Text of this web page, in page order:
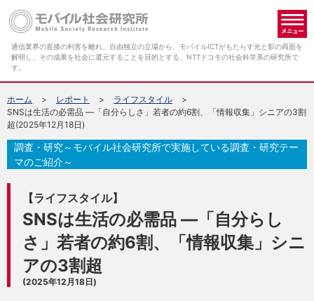
通信業界の直接の利害を離れ、自由独立の立場から、モバイルICTがもたらす光と影の両面を
解明し、その成果を社会に還元することを目的とする、NTTドコモの社会科学系の研究所で
す。
ホーム レポート
ライフスタイル
SNSは生活の必需品 ―「自分らしさ」若者の約6割、「情報収集」シニアの3割
超(2025年12月18日)
【ライフスタイル】
SNSは生活の必需品 ―「自分らし
さ」若者の約6割、「情報収集」シニ
アの3割超
(2025年12月18日)
調査・研究～モバイル社会研究所で実施している調査・研究テー
マのご紹介～